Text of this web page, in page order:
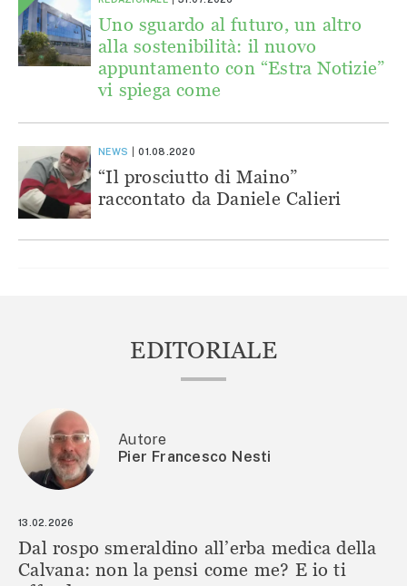
Uno sguardo al futuro, un altro
alla sostenibilità: il nuovo
appuntamento con “Estra Notizie”
vi spiega come
NEWS 01.08.2020
“Il prosciutto di Maino”
raccontato da Daniele Calieri
EDITORIALE
Autore
Pier Francesco Nesti
13.02.2026
Dal rospo smeraldino all’erba medica della
Calvana: non la pensi come me? E io ti